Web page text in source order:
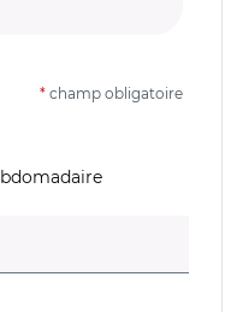
* champ obligatoire